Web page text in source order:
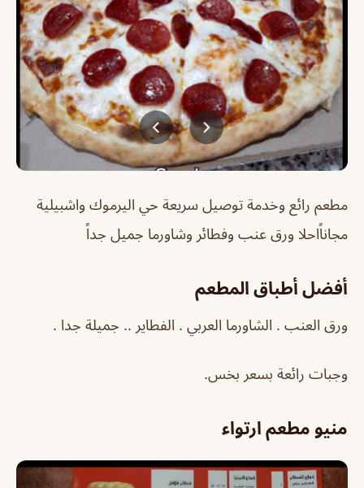
مطعم رائع وخدمة توصيل سريعة حي اليرموك واشبيلية
مجاناًاحلا ورق عنب وفطائر وشاورما جميل جداً
أفضل أطباق المطعم
ورق العنب . الشاورما العربي . الفطاير .. جميلة جدا .
وجبات رائعة بسعر بخس.
منيو مطعم ارتواء